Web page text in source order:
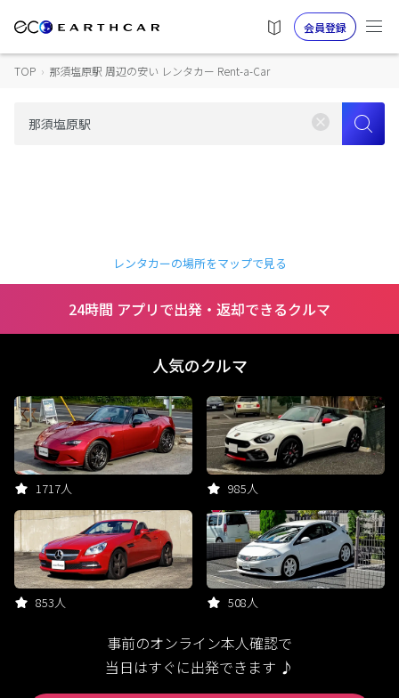
会員登録
TOP › 那須塩原駅 周辺の安い レンタカー Rent-a-Car
レンタカーの場所をマップで見る
24時間 アプリで出発・返却できるクルマ
人気のクルマ
1717人 985人
853人 508人
事前のオンライン本人確認で
当日はすぐに出発できます ♪